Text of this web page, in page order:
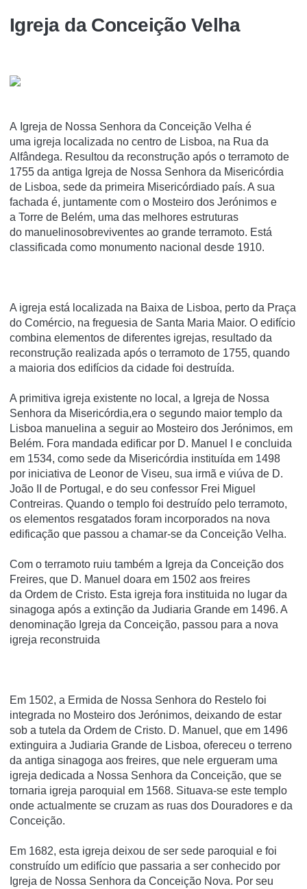
Igreja da Conceição Velha
A Igreja de Nossa Senhora da Conceição Velha é
uma igreja localizada no centro de Lisboa, na Rua da
Alfândega. Resultou da reconstrução após o terramoto de
1755 da antiga Igreja de Nossa Senhora da Misericórdia
de Lisboa, sede da primeira Misericórdiado país. A sua
fachada é, juntamente com o Mosteiro dos Jerónimos e
a Torre de Belém, uma das melhores estruturas
do manuelinosobreviventes ao grande terramoto. Está
classificada como monumento nacional desde 1910.
A igreja está localizada na Baixa de Lisboa, perto da Praça
do Comércio, na freguesia de Santa Maria Maior. O edifício
combina elementos de diferentes igrejas, resultado da
reconstrução realizada após o terramoto de 1755, quando
a maioria dos edifícios da cidade foi destruída.
A primitiva igreja existente no local, a Igreja de Nossa
Senhora da Misericórdia,era o segundo maior templo da
Lisboa manuelina a seguir ao Mosteiro dos Jerónimos, em
Belém. Fora mandada edificar por D. Manuel I e concluida
em 1534, como sede da Misericórdia instituída em 1498
por iniciativa de Leonor de Viseu, sua irmã e viúva de D.
João II de Portugal, e do seu confessor Frei Miguel
Contreiras. Quando o templo foi destruído pelo terramoto,
os elementos resgatados foram incorporados na nova
edificação que passou a chamar-se da Conceição Velha.
Com o terramoto ruiu também a Igreja da Conceição dos
Freires, que D. Manuel doara em 1502 aos freires
da Ordem de Cristo. Esta igreja fora instituida no lugar da
sinagoga após a extinção da Judiaria Grande em 1496. A
denominação Igreja da Conceição, passou para a nova
igreja reconstruida
Em 1502, a Ermida de Nossa Senhora do Restelo foi
integrada no Mosteiro dos Jerónimos, deixando de estar
sob a tutela da Ordem de Cristo. D. Manuel, que em 1496
extinguira a Judiaria Grande de Lisboa, ofereceu o terreno
da antiga sinagoga aos freires, que nele ergueram uma
igreja dedicada a Nossa Senhora da Conceição, que se
tornaria igreja paroquial em 1568. Situava-se este templo
onde actualmente se cruzam as ruas dos Douradores e da
Conceição.
Em 1682, esta igreja deixou de ser sede paroquial e foi
construído um edifício que passaria a ser conhecido por
Igreja de Nossa Senhora da Conceição Nova. Por seu